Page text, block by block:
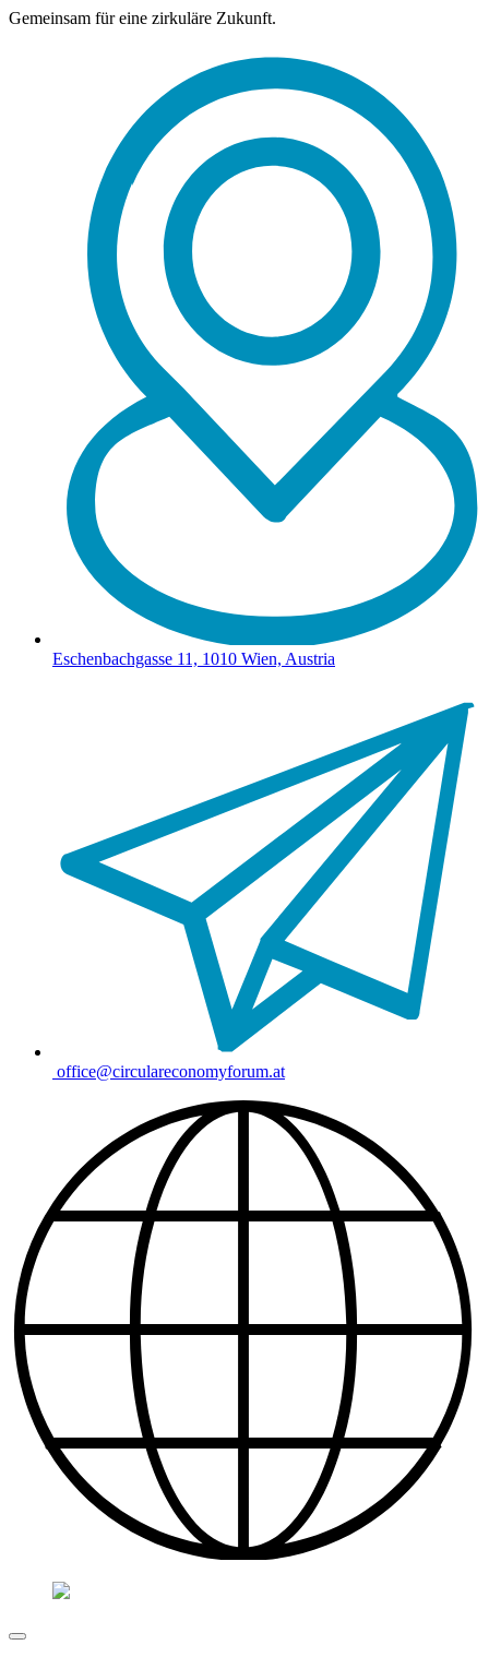
Gemeinsam für eine zirkuläre Zukunft.
Eschenbachgasse 11, 1010 Wien, Austria
office@circulareconomyforum.at